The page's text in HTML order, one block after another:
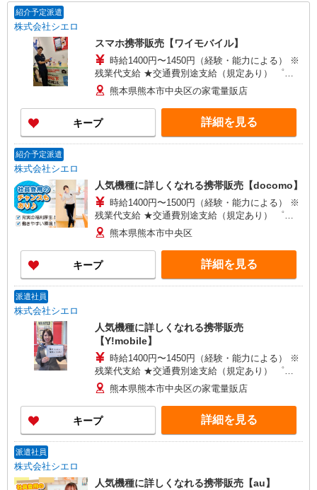
紹介予定派遣
株式会社シエロ
スマホ携帯販売【ワイモバイル】
時給1400円〜1450円（経験・能力による） ※
残業代支給 ★交通費別途支給（規定あり） ゜
+゜・。○。・゜+゜・。○。・゜+゜ 入社祝い金10
万円支給(規定有) お友達を紹介頂くと, インセンテ
ィブ支給(規定有) ★月2回払い・週払い可能（規程
有）★ ゜・。○。・゜+゜・。○。・゜+゜
熊本県熊本市中央区の家電量販店
キープ 詳細を見る
紹介予定派遣
株式会社シエロ
人気機種に詳しくなれる携帯販売【docomo】
時給1400円〜1500円（経験・能力による） ※
残業代支給 ★交通費別途支給（規定あり） ゜
+゜・。○。・゜+゜・。○。・゜+゜ 入社祝い金10
万円支給(規定有) お友達を紹介頂くと, インセンテ
ィブ支給(規定有) ★月2回払い・週払い可能（規程
有）★ ゜・。○。・゜+゜・。○。・゜+゜
熊本県熊本市中央区
キープ 詳細を見る
派遣社員
株式会社シエロ
人気機種に詳しくなれる携帯販売
【Y!mobile】
時給1400円〜1450円（経験・能力による） ※
残業代支給 ★交通費別途支給（規定あり） ゜
+゜・。○。・゜+゜・。○。・゜+゜ 入社祝い金10
万円支給(規定有) お友達を紹介頂くと, インセンテ
ィブ支給(規定有) ★月2回払い・週払い可能（規程
有）★ ゜・。○。・゜+゜・。○。・゜+゜
熊本県熊本市中央区の家電量販店
キープ 詳細を見る
派遣社員
株式会社シエロ
人気機種に詳しくなれる携帯販売【au】